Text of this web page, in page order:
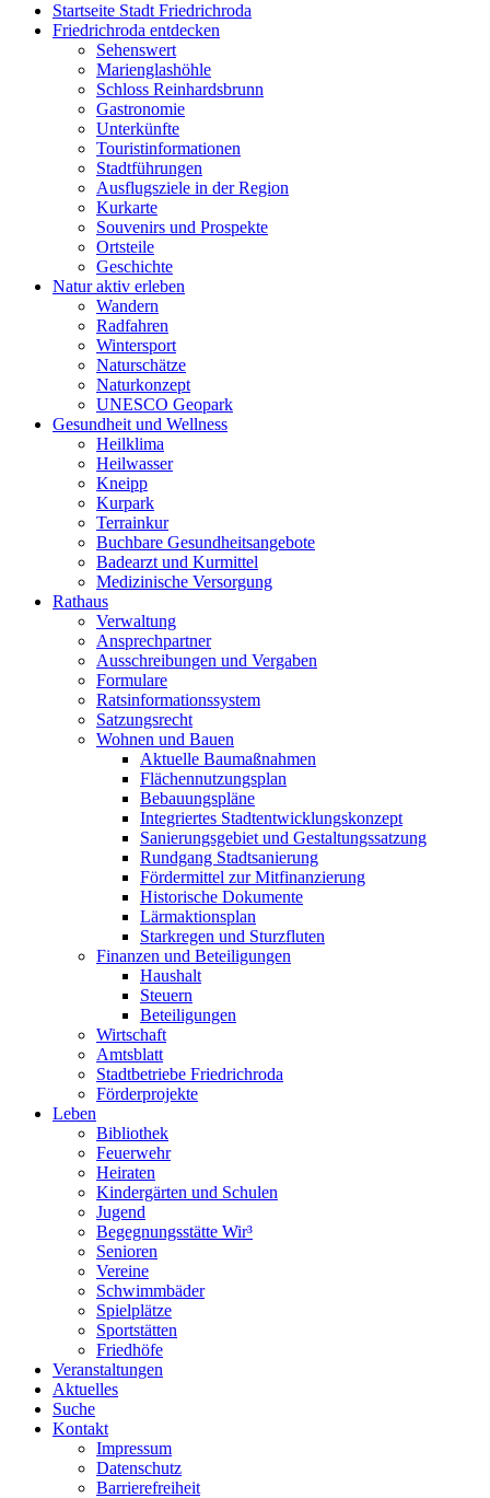
Startseite Stadt Friedrichroda
Friedrichroda entdecken
Sehenswert
Marienglashöhle
Schloss Reinhardsbrunn
Gastronomie
Unterkünfte
Touristinformationen
Stadtführungen
Ausflugsziele in der Region
Kurkarte
Souvenirs und Prospekte
Ortsteile
Geschichte
Natur aktiv erleben
Wandern
Radfahren
Wintersport
Naturschätze
Naturkonzept
UNESCO Geopark
Gesundheit und Wellness
Heilklima
Heilwasser
Kneipp
Kurpark
Terrainkur
Buchbare Gesundheitsangebote
Badearzt und Kurmittel
Medizinische Versorgung
Rathaus
Verwaltung
Ansprechpartner
Ausschreibungen und Vergaben
Formulare
Ratsinformationssystem
Satzungsrecht
Wohnen und Bauen
Aktuelle Baumaßnahmen
Flächennutzungsplan
Bebauungspläne
Integriertes Stadtentwicklungskonzept
Sanierungsgebiet und Gestaltungssatzung
Rundgang Stadtsanierung
Fördermittel zur Mitfinanzierung
Historische Dokumente
Lärmaktionsplan
Starkregen und Sturzfluten
Finanzen und Beteiligungen
Haushalt
Steuern
Beteiligungen
Wirtschaft
Amtsblatt
Stadtbetriebe Friedrichroda
Förderprojekte
Leben
Bibliothek
Feuerwehr
Heiraten
Kindergärten und Schulen
Jugend
Begegnungsstätte Wir³
Senioren
Vereine
Schwimmbäder
Spielplätze
Sportstätten
Friedhöfe
Veranstaltungen
Aktuelles
Suche
Kontakt
Impressum
Datenschutz
Barrierefreiheit